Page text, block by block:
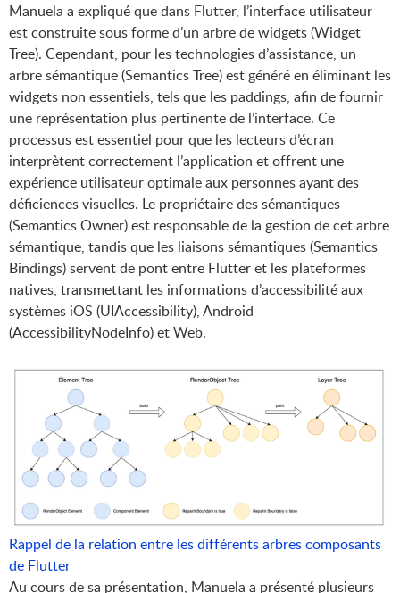
Manuela a expliqué que dans Flutter, l’interface utilisateur
est construite sous forme d’un arbre de widgets (Widget
Tree). Cependant, pour les technologies d’assistance, un
arbre sémantique (Semantics Tree) est généré en éliminant les
widgets non essentiels, tels que les paddings, afin de fournir
une représentation plus pertinente de l’interface. Ce
processus est essentiel pour que les lecteurs d’écran
interprètent correctement l’application et offrent une
expérience utilisateur optimale aux personnes ayant des
déficiences visuelles. Le propriétaire des sémantiques
(Semantics Owner) est responsable de la gestion de cet arbre
sémantique, tandis que les liaisons sémantiques (Semantics
Bindings) servent de pont entre Flutter et les plateformes
natives, transmettant les informations d’accessibilité aux
systèmes iOS (UIAccessibility), Android
(AccessibilityNodeInfo) et Web.
Rappel de la relation entre les différents arbres composants
de Flutter
Au cours de sa présentation, Manuela a présenté plusieurs